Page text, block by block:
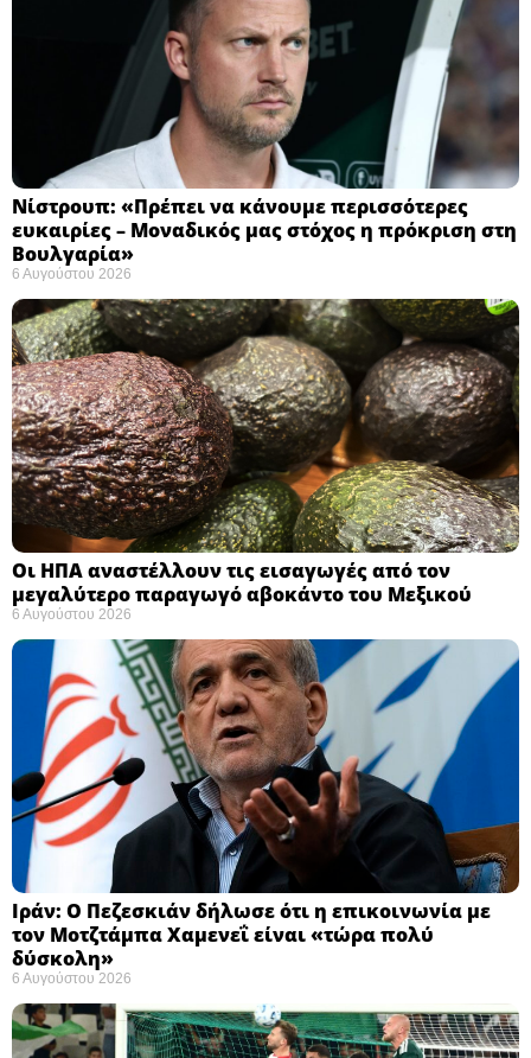
Νίστρουπ: «Πρέπει να κάνουμε περισσότερες
ευκαιρίες – Μοναδικός μας στόχος η πρόκριση στη
Βουλγαρία» ​
6 Αυγούστου 2026
Οι ΗΠΑ αναστέλλουν τις εισαγωγές από τον
μεγαλύτερο παραγωγό αβοκάντο του Μεξικού ​
6 Αυγούστου 2026
Ιράν: Ο Πεζεσκιάν δήλωσε ότι η επικοινωνία με
τον Μοτζτάμπα Χαμενεΐ είναι «τώρα πολύ
δύσκολη» ​
6 Αυγούστου 2026